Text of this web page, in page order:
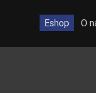
Eshop O